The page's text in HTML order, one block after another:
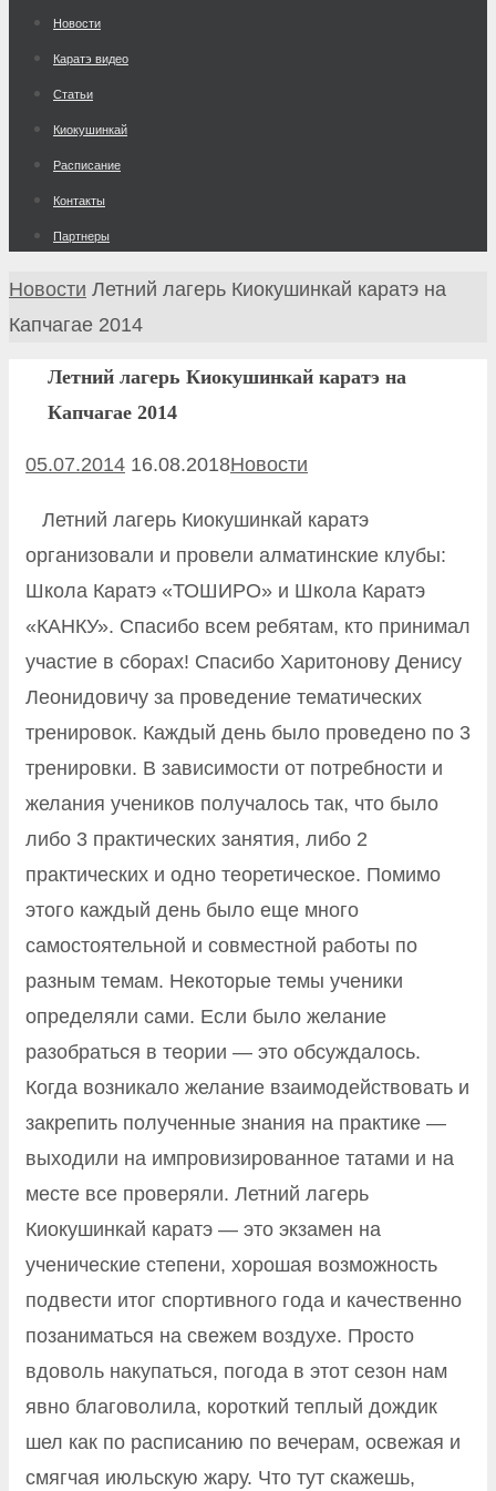
содержимому
Новости
Каратэ видео
Статьи
Киокушинкай
Расписание
Контакты
Партнеры
Главная
Новости Летний лагерь Киокушинкай каратэ на
Капчагае 2014
Летний лагерь Киокушинкай каратэ на
Капчагае 2014
05.07.2014 16.08.2018Новости
Летний лагерь Киокушинкай каратэ
организовали и провели алматинские клубы:
Школа Каратэ «ТОШИРО» и Школа Каратэ
«КАНКУ». Спасибо всем ребятам, кто принимал
участие в сборах! Спасибо Харитонову Денису
Леонидовичу за проведение тематических
тренировок. Каждый день было проведено по 3
тренировки. В зависимости от потребности и
желания учеников получалось так, что было
либо 3 практических занятия, либо 2
практических и одно теоретическое. Помимо
этого каждый день было еще много
самостоятельной и совместной работы по
разным темам. Некоторые темы ученики
определяли сами. Если было желание
разобраться в теории — это обсуждалось.
Когда возникало желание взаимодействовать и
закрепить полученные знания на практике —
выходили на импровизированное татами и на
месте все проверяли. Летний лагерь
Киокушинкай каратэ — это экзамен на
ученические степени, хорошая возможность
подвести итог спортивного года и качественно
позаниматься на свежем воздухе. Просто
вдоволь накупаться, погода в этот сезон нам
явно благоволила, короткий теплый дождик
шел как по расписанию по вечерам, освежая и
смягчая июльскую жару. Что тут скажешь,